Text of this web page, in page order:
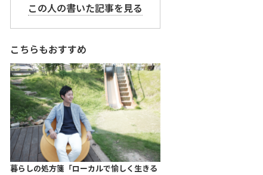
この人の書いた記事を見る
こちらもおすすめ
暮らしの処方箋「ローカルで愉しく生きる